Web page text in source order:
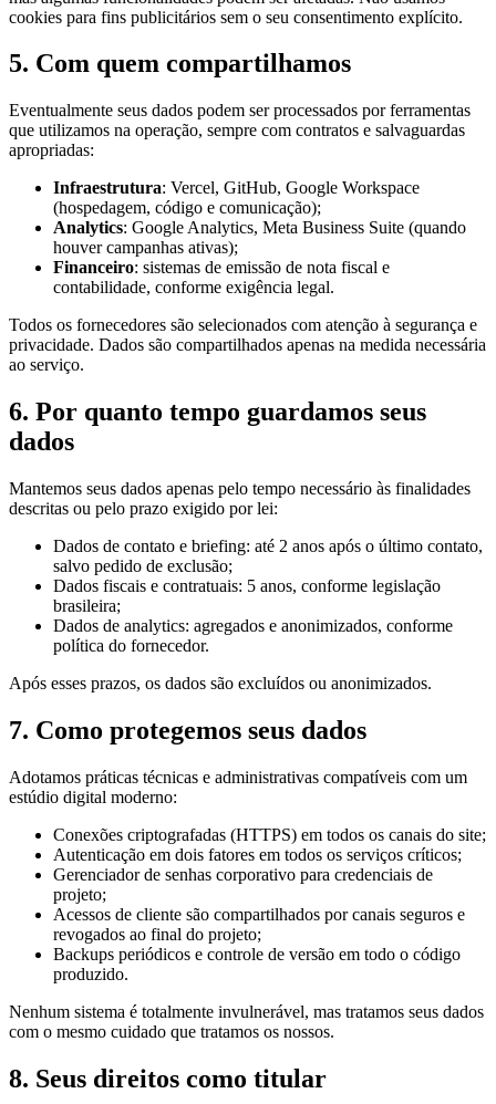
cookies para fins publicitários sem o seu consentimento explícito.
5. Com quem compartilhamos
Eventualmente seus dados podem ser processados por ferramentas
que utilizamos na operação, sempre com contratos e salvaguardas
apropriadas:
Infraestrutura: Vercel, GitHub, Google Workspace
(hospedagem, código e comunicação);
Analytics: Google Analytics, Meta Business Suite (quando
houver campanhas ativas);
Financeiro: sistemas de emissão de nota fiscal e
contabilidade, conforme exigência legal.
Todos os fornecedores são selecionados com atenção à segurança e
privacidade. Dados são compartilhados apenas na medida necessária
ao serviço.
6. Por quanto tempo guardamos seus
dados
Mantemos seus dados apenas pelo tempo necessário às finalidades
descritas ou pelo prazo exigido por lei:
Dados de contato e briefing: até 2 anos após o último contato,
salvo pedido de exclusão;
Dados fiscais e contratuais: 5 anos, conforme legislação
brasileira;
Dados de analytics: agregados e anonimizados, conforme
política do fornecedor.
Após esses prazos, os dados são excluídos ou anonimizados.
7. Como protegemos seus dados
Adotamos práticas técnicas e administrativas compatíveis com um
estúdio digital moderno:
Conexões criptografadas (HTTPS) em todos os canais do site;
Autenticação em dois fatores em todos os serviços críticos;
Gerenciador de senhas corporativo para credenciais de
projeto;
Acessos de cliente são compartilhados por canais seguros e
revogados ao final do projeto;
Backups periódicos e controle de versão em todo o código
produzido.
Nenhum sistema é totalmente invulnerável, mas tratamos seus dados
com o mesmo cuidado que tratamos os nossos.
8. Seus direitos como titular